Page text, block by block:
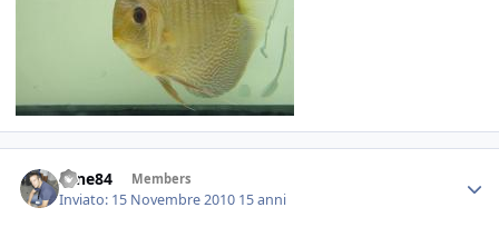
sane84 Members
Inviato: 15 Novembre 2010 15 anni